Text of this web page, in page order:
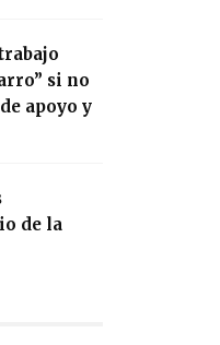
si no
apoyo y
de la